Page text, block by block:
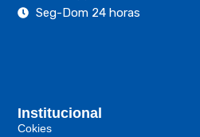
Institucional
Cokies
Seg-Dom 24 horas